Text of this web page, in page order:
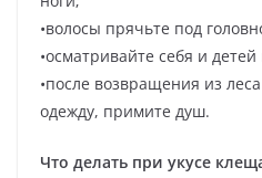
•волосы прячьте под
•осматривайте себя и
•после возвращения из
одежду, примите душ.
Что делать при укусе